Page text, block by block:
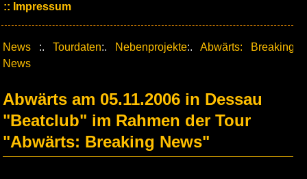
Impressum
News :. Tourdaten:. Nebenprojekte:. Abwärts: Breaking
News
Abwärts am 05.11.2006 in Dessau
"Beatclub" im Rahmen der Tour
"Abwärts: Breaking News"